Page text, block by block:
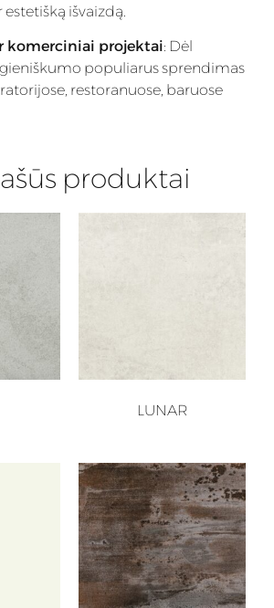
išvaizdą.
komerciniai projektai: Dėl
populiarus sprendimas
restoranuose, baruose
produktai
LUNAR